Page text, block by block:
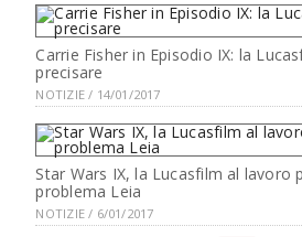
Carrie Fisher in Episodio IX: la
precisare
NOTIZIE / 14/01/2017
Star Wars IX, la Lucasfilm al lavoro
problema Leia
NOTIZIE / 6/01/2017